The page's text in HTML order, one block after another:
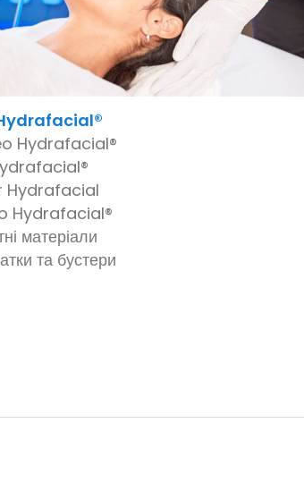
Hydrafacial®
Hydrafacial
Hydrafacial®
матеріали
та бустери